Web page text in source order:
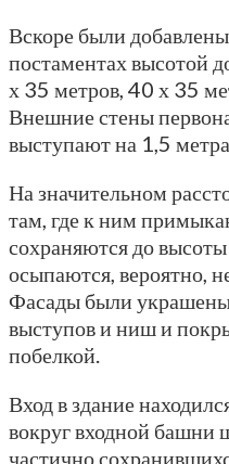
Вскоре были
постаментах высотой
х 35 метров, 40 х 35
Внешние стены
выступают на 1,5
На значительном
там, где к ним
сохраняются до
осыпаются, вероятно,
Фасады были
выступов и ниш и
побелкой.
Вход в здание
вокруг входной башни
частично